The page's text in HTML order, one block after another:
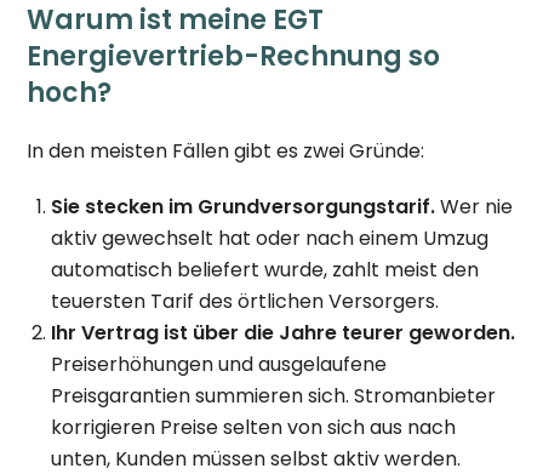
Warum ist meine EGT
Energievertrieb-Rechnung so
hoch?
In den meisten Fällen gibt es zwei Gründe:
Sie stecken im Grundversorgungstarif.Wer nie
aktiv gewechselt hat oder nach einem Umzug
automatisch beliefert wurde, zahlt meist den
teuersten Tarif des örtlichen Versorgers.
Ihr Vertrag ist über die Jahre teurer geworden.
Preiserhöhungen und ausgelaufene
Preisgarantien summieren sich. Stromanbieter
korrigieren Preise selten von sich aus nach
unten, Kunden müssen selbst aktiv werden.